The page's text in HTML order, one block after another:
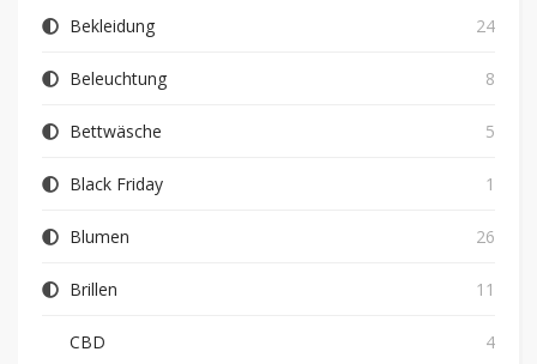
Bekleidung 24
Beleuchtung 8
Bettwäsche 5
Black Friday 1
Blumen 26
Brillen 11
CBD 4